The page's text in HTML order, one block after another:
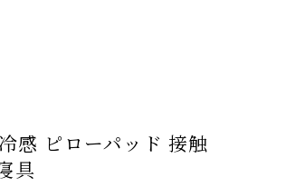
感 ピローパッド 接触
具